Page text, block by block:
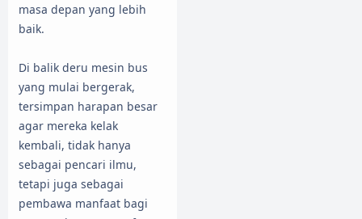
masa depan yang lebih
baik.
Di balik deru mesin bus
yang mulai bergerak,
tersimpan harapan besar
agar mereka kelak
kembali, tidak hanya
sebagai pencari ilmu,
tetapi juga sebagai
pembawa manfaat bagi